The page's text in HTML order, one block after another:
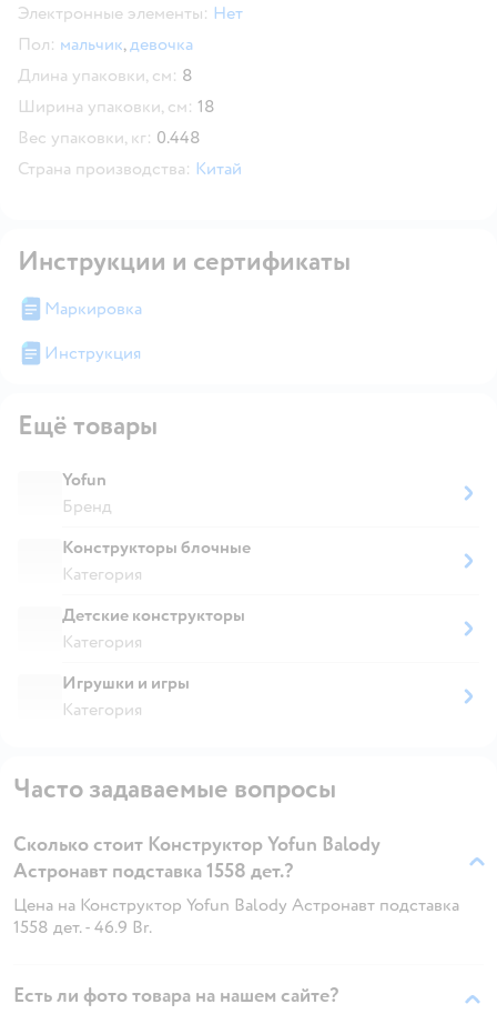
Электронные элементы: Нет
Пол: мальчик,девочка
Длина упаковки, см: 8
Ширина упаковки, см: 18
Вес упаковки, кг: 0.448
Страна производства: Китай
Инструкции и сертификаты
Маркировка
Инструкция
Ещё товары
Yofun
Бренд
Конструкторы блочные
Категория
Детские конструкторы
Категория
Игрушки и игры
Категория
Часто задаваемые вопросы
Сколько стоит Конструктор Yofun Balody
Астронавт подставка 1558 дет.?
Цена на Конструктор Yofun Balody Астронавт подставка
1558 дет. - 46.9 Br.
Есть ли фото товара на нашем сайте?